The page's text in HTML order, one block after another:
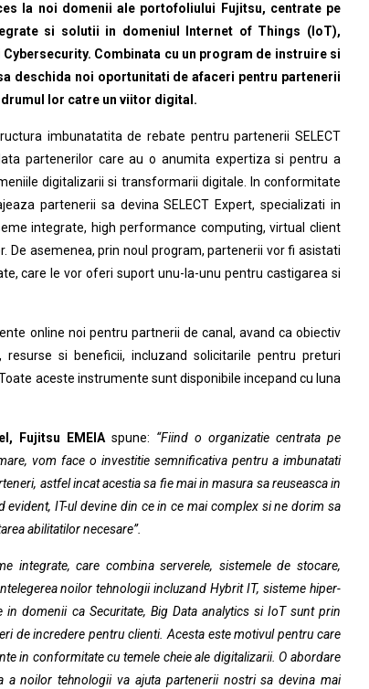
la noi domenii ale portofoliului
Fujitsu, centrate pe
si solutii in domeniul Internet of Things (IoT),
Combinata cu un program de instruire si
deschida noi oportunitati de afaceri pentru partenerii
lor catre un viitor digital.
imbunatatita de rebate pentru partenerii SELECT
partenerilor care au o anumita expertiza si pentru a
digitalizarii si transformarii digitale. In conformitate
partenerii sa devina SELECT Expert, specializati in
integrate, high performance computing, virtual client
asemenea, prin noul program, partenerii vor fi asistati
care le vor oferi suport unu-la-unu pentru castigarea si
online noi pentru partnerii de canal, avand ca obiectiv
si beneficii, incluzand solicitarile pentru preturi
aceste instrumente sunt disponibile incepand cu luna
Fujitsu EMEIAspune: “Fiind o organizatie centrata pe
vom face o investitie semnificativa pentru a imbunatati
astfel incat acestia sa fie mai in masura sa reuseasca in
IT-ul devine din ce in ce mai complex si ne dorim sa
abilitatilor necesare”.
integrate, care combina serverele, sistemele de stocare,
noilor tehnologii incluzand Hybrit IT, sisteme hiper-
domenii ca Securitate, Big Data analytics si IoT sunt prin
de incredere pentru clienti. Acesta este motivul pentru care
in conformitate cu temele cheie ale digitalizarii. O abordare
a noilor tehnologii va ajuta partenerii nostri sa devina mai